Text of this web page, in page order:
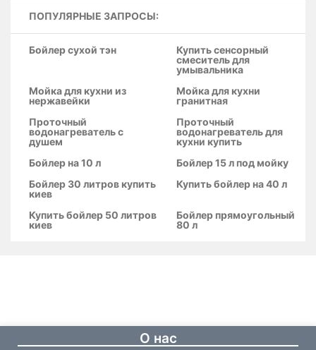
ПОПУЛЯРНЫЕ ЗАПРОСЫ:
Бойлер сухой тэн
Купить сенсорный
смеситель для
умывальника
Мойка для кухни из
нержавейки
Мойка для кухни
гранитная
Проточный
водонагреватель с
душем
Проточный
водонагреватель для
кухни купить
Бойлер на 10 л
Бойлер 15 л под мойку
Бойлер 30 литров купить
киев
Купить бойлер на 40 л
Купить бойлер 50 литров
киев
Бойлер прямоугольный
80 л
О нас